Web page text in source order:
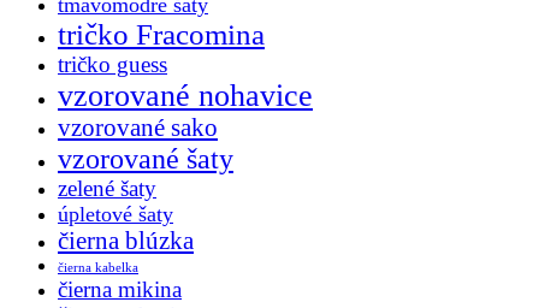
tričko Fracomina
tričko guess
vzorované nohavice
vzorované sako
vzorované šaty
zelené šaty
úpletové šaty
čierna blúzka
čierna kabelka
čierna mikina